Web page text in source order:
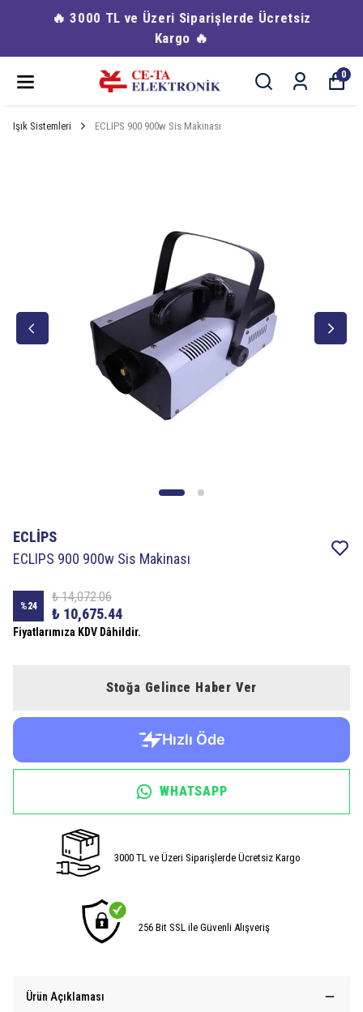
🔥 3000 TL ve Üzeri Siparişlerde Ücretsiz
Kargo 🔥
0
Işık Sistemleri ECLIPS 900 900w Sis Makinası
ECLİPS
ECLIPS 900 900w Sis Makinası
%24
₺ 14,072.06
₺ 10,675.44
Fiyatlarımıza KDV Dâhildir.
Stoğa Gelince Haber Ver
WHATSAPP
3000 TL ve Üzeri Siparişlerde Ücretsiz Kargo
256 Bit SSL ile Güvenli Alışveriş
Ürün Açıklaması